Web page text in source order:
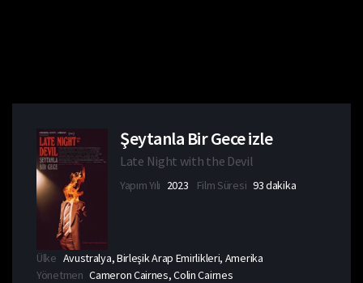
Şeytanla Bir Gece izle
Late Night with the Devil
Yapım Yılı 2023 Film Süresi 93 dakika
Ülke Avustralya, Birleşik Arap Emirlikleri, Amerika
Yönetmen Cameron Cairnes, Colin Cairnes